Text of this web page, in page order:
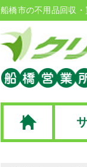
船橋市の不用品回収